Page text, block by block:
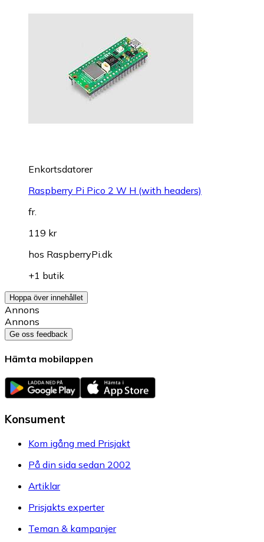
Enkortsdatorer
Raspberry Pi Pico 2 W H (with headers)
fr.
119 kr
hos RaspberryPi.dk
+1 butik
Hoppa över innehållet
Annons
Annons
Ge oss feedback
Hämta mobilappen
Konsument
Kom igång med Prisjakt
På din sida sedan 2002
Artiklar
Prisjakts experter
Teman & kampanjer